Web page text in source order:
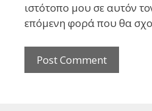
ιστότοπο μου σε αυτόν
επόμενη φορά που θα